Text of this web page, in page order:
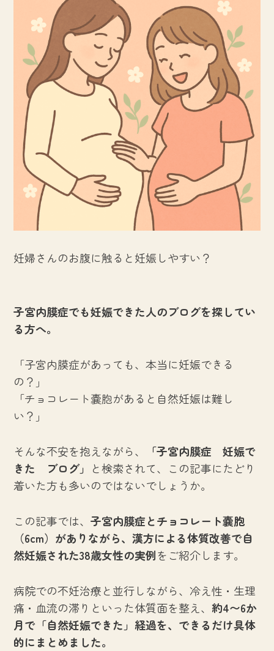
妊婦さんのお腹に触ると妊娠しやすい？
子宮内膜症でも妊娠できた人のブログを探してい
る方へ。
「子宮内膜症があっても、本当に妊娠できる
の？」
「チョコレート嚢胞があると自然妊娠は難し
い？」
そんな不安を抱えながら、
「子宮内膜症 妊娠で
きた ブログ」 と検索されて、この記事にたどり
着いた方も多いのではないでしょうか。
この記事では、子宮内膜症とチョコレート嚢胞
（6cm）がありながら、漢方による体質改善で自
然妊娠された38歳女性の実例をご紹介します。
病院での不妊治療と並行しながら、冷え性・生理
痛・血流の滞りといった体質面を整え、約4〜6か
月で「自然妊娠できた」経過を、できるだけ具体
的にまとめました。